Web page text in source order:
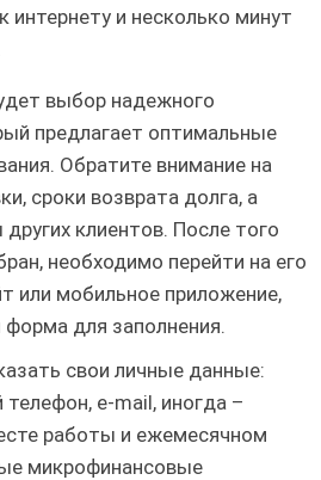
интернету и несколько минут
выбор надежного
предлагает оптимальные
Обратите внимание на
сроки возврата долга, а
клиентов. После того
необходимо перейти на его
или мобильное приложение,
для заполнения.
свои личные данные:
e-mail, иногда –
работы и ежемесячном
микрофинансовые